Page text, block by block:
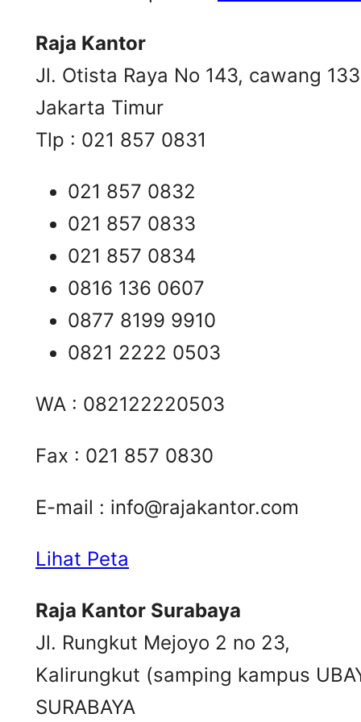
Raja Kantor
Jl. Otista Raya No 143, cawang
Jakarta Timur
Tlp : 021 857 0831
021 857 0832
021 857 0833
021 857 0834
0816 136 0607
0877 8199 9910
0821 2222 0503
WA : 082122220503
Fax : 021 857 0830
E-mail : info@rajakantor.com
Lihat Peta
Raja Kantor Surabaya
Jl. Rungkut Mejoyo 2 no 23,
Kalirungkut (samping kampus
SURABAYA